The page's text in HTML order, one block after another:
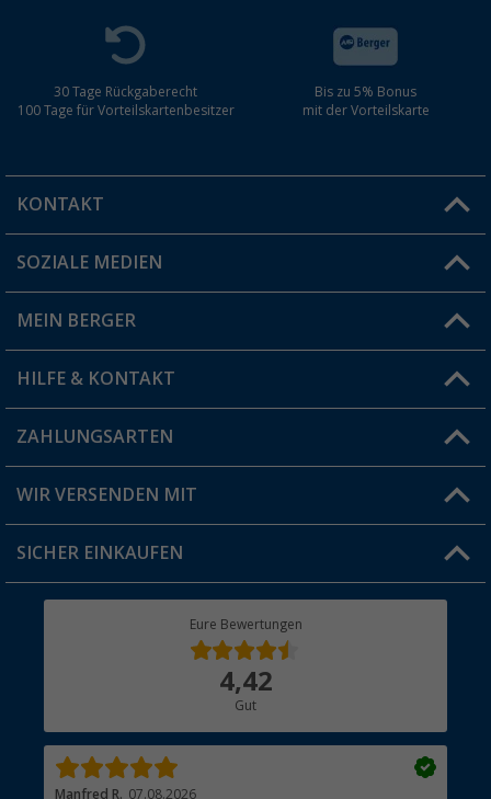
30 Tage Rückgaberecht
100 Tage für Vorteilskartenbesitzer
Bis zu 5% Bonus
mit der Vorteilskarte
KONTAKT
Du hast eine Frage?
Filiale finden
SOZIALE MEDIEN
MEIN BERGER
Vorteilskarte
Blog
Jobs & Karriere
HILFE & KONTAKT
FAQ & Kontakt
Versandinformationen
Rücksendung
ZAHLUNGSARTEN
WIR VERSENDEN MIT
SICHER EINKAUFEN
Eure Bewertungen
4,42
Gut
Manfred R. 07.08.2026